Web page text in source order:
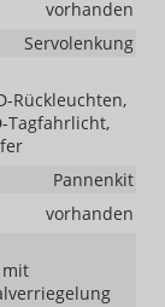
vorhanden
Servolenkung
Rückleuchten,
Tagfahrlicht,
Pannenkit
vorhanden
mit